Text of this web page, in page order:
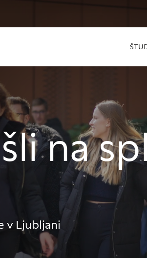
na
v Ljubljani